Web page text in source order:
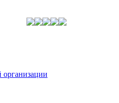
организации